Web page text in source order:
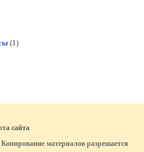
(1)
сайта
материалов разрешается